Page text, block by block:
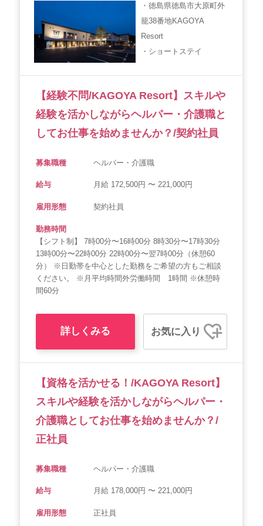
・徳島県徳島市大原町外
籠38番地KAGOYA
Resort
・ショートステイ
【経験不問/KAGOYA Resort】スキルや
経験を活かしながらヘルパー・介護職と
してお仕事を始めませんか？/契約社員
募集職種 ヘルパー・介護職
給与 月給 172,500円 〜 221,000円
雇用形態 契約社員
勤務時間
【シフト制】 7時00分〜16時00分 8時30分〜17時30分
13時00分〜22時00分 22時00分〜翌7時00分（休憩60
分） ※日勤帯を中心とした勤務をご希望の方もご相談
ください。 ※月平均時間外労働時間 1時間 ※休憩時
間60分
詳しくみる お気に入り
【資格を活かせる！/KAGOYA Resort】
スキルや経験を活かしながらヘルパー・
介護職としてお仕事を始めませんか？/
正社員
募集職種 ヘルパー・介護職
給与 月給 178,000円 〜 221,000円
雇用形態 正社員